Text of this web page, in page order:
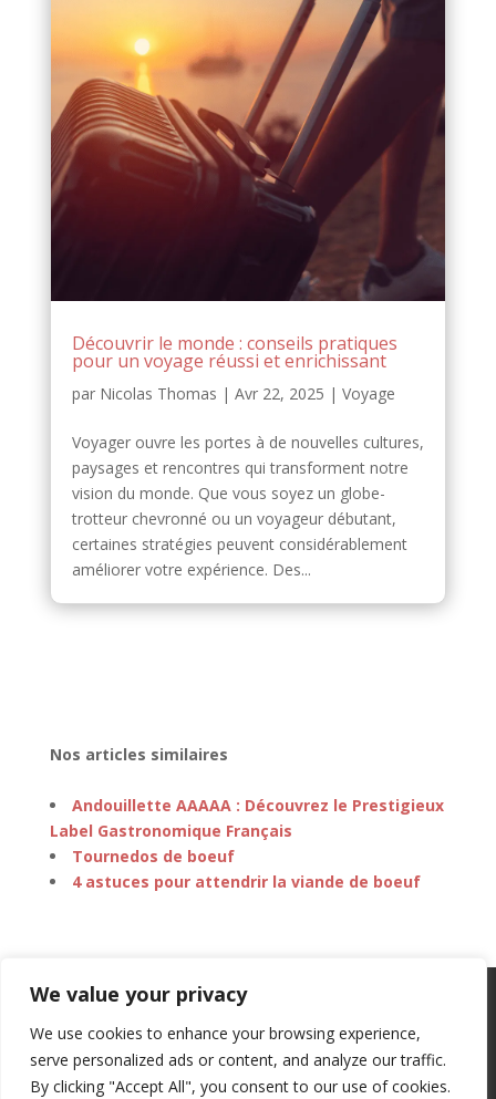
We value your privacy
We use cookies to enhance your browsing experience,
serve personalized ads or content, and analyze our traffic.
By clicking "Accept All", you consent to our use of cookies.
Découvrir le monde : conseils pratiques
pour un voyage réussi et enrichissant
par Nicolas Thomas | Avr 22, 2025 | Voyage
Voyager ouvre les portes à de nouvelles cultures,
paysages et rencontres qui transforment notre
vision du monde. Que vous soyez un globe-
trotteur chevronné ou un voyageur débutant,
certaines stratégies peuvent considérablement
améliorer votre expérience. Des...
Nos articles similaires
Andouillette AAAAA : Découvrez le Prestigieux
Label Gastronomique Français
Tournedos de boeuf
4 astuces pour attendrir la viande de boeuf
Restaurants Vins
Entreprise
Travaux
Chocolat Alsace Daniel Stoffel
PolarDesGlaces
Plan du site
Contact